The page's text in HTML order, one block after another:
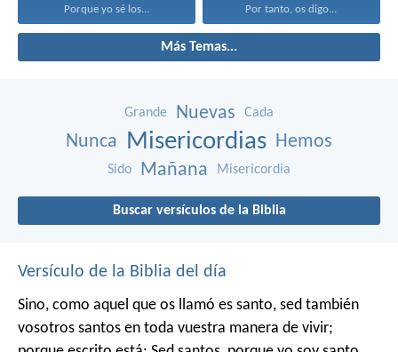
Porque yo sé los... Por tanto, os digo...
Más Temas...
Grande Nuevas Cada
Nunca Misericordias Hemos
Sido Mañana Misericordia
Buscar versículos de la Biblia
Versículo de la Biblia del día
Sino, como aquel que os llamó es santo, sed también
vosotros santos en toda vuestra manera de vivir;